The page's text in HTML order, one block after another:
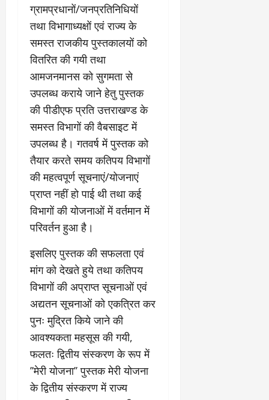
ग्रामप्रधानों/जनप्रतिनिधियों
तथा विभागाध्यक्षों एवं राज्य के
समस्त राजकीय पुस्तकालयों को
वितरित की गयी तथा
आमजनमानस को सुगमता से
उपलब्ध कराये जाने हेतु पुस्तक
की पीडीएफ प्रति उत्तराखण्ड के
समस्त विभागों की वैबसाइट में
उपलब्ध है। गतवर्ष में पुस्तक को
तैयार करते समय कतिपय विभागों
की महत्वपूर्ण सूचनाएं/योजनाएं
प्राप्त नहीं हो पाई थी तथा कई
विभागों की योजनाओं में वर्तमान में
परिवर्तन हुआ है।
इसलिए पुस्तक की सफलता एवं
मांग को देखते हुये तथा कतिपय
विभागों की अप्राप्त सूचनाओं एवं
अद्यतन सूचनाओं को एकत्रित कर
पुनः मुद्रित किये जाने की
आवश्यकता महसूस की गयी,
फलतः द्वितीय संस्करण के रूप में
’’मेरी योजना’’ पुस्तक मेरी योजना
के द्वितीय संस्करण में राज्य